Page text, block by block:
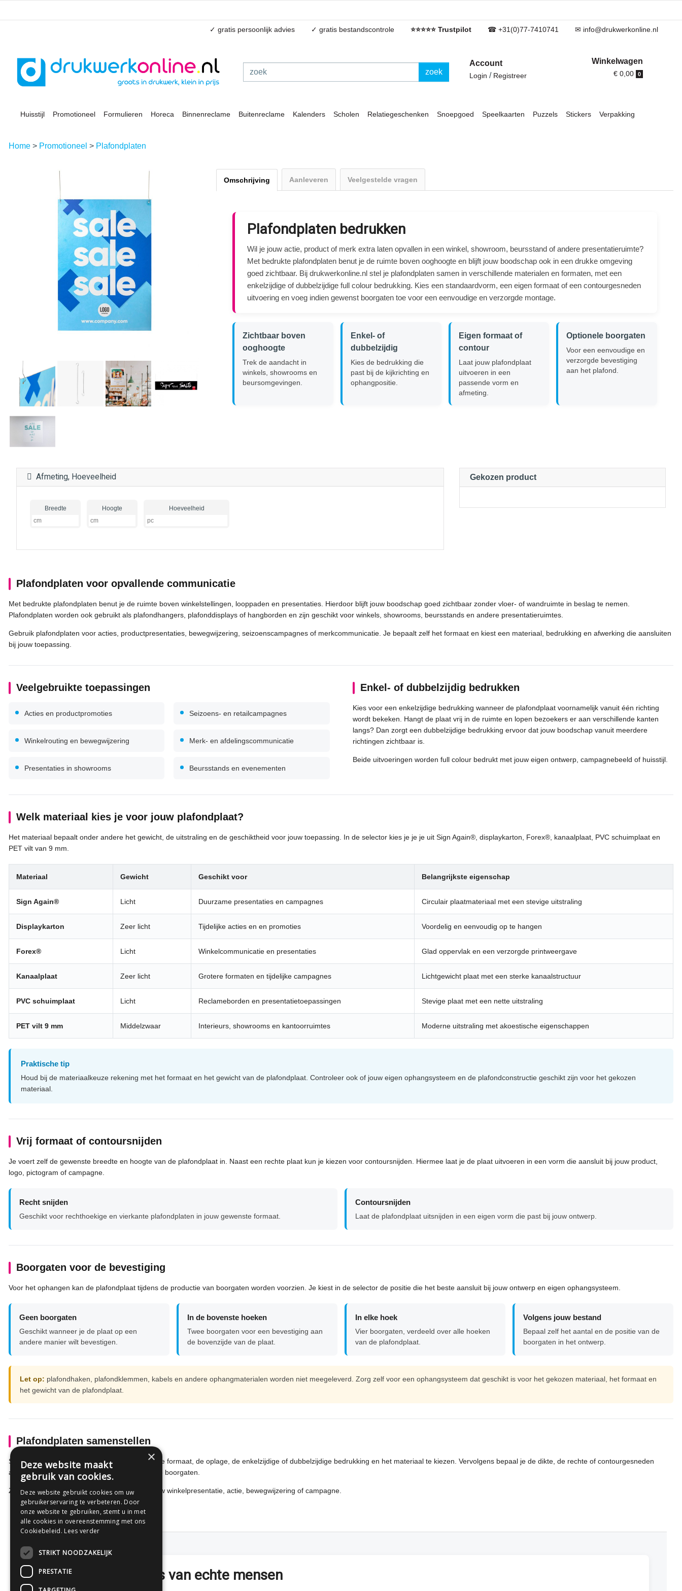
✓ gratis persoonlijk advies ✓ gratis bestandscontrole ⭐⭐⭐⭐⭐ Trustpilot ☎ +31(0)77-7410741 ✉ info@drukwerkonline.nl
zoek
Account
Login / Registreer
Winkelwagen
€ 0,00 0
Huisstijl Promotioneel Formulieren Horeca Binnenreclame Buitenreclame Kalenders Scholen Relatiegeschenken Snoepgoed Speelkaarten Puzzels Stickers Verpakking
Home > Promotioneel > Plafondplaten
Omschrijving Aanleveren Veelgestelde vragen
Plafondplaten bedrukken
Wil je jouw actie, product of merk extra laten opvallen in een winkel, showroom, beursstand of andere presentatieruimte?
Met bedrukte plafondplaten benut je de ruimte boven ooghoogte en blijft jouw boodschap ook in een drukke omgeving
goed zichtbaar. Bij drukwerkonline.nl stel je plafondplaten samen in verschillende materialen en formaten, met een
enkelzijdige of dubbelzijdige full colour bedrukking. Kies een standaardvorm, een eigen formaat of een contourgesneden
uitvoering en voeg indien gewenst boorgaten toe voor een eenvoudige en verzorgde montage.
Zichtbaar boven
ooghoogte
Trek de aandacht in
winkels, showrooms en
beursomgevingen.
Enkel- of
dubbelzijdig
Kies de bedrukking die
past bij de kijkrichting en
ophangpositie.
Eigen formaat of
contour
Laat jouw plafondplaat
uitvoeren in een
passende vorm en
afmeting.
Optionele boorgaten
Voor een eenvoudige en
verzorgde bevestiging
aan het plafond.
Afmeting, Hoeveelheid
Breedte Hoogte Hoeveelheid
Gekozen product
Plafondplaten voor opvallende communicatie
Met bedrukte plafondplaten benut je de ruimte boven winkelstellingen, looppaden en presentaties. Hierdoor blijft jouw boodschap goed zichtbaar zonder vloer- of wandruimte in beslag te nemen.
Plafondplaten worden ook gebruikt als plafondhangers, plafonddisplays of hangborden en zijn geschikt voor winkels, showrooms, beursstands en andere presentatieruimtes.
Gebruik plafondplaten voor acties, productpresentaties, bewegwijzering, seizoenscampagnes of merkcommunicatie. Je bepaalt zelf het formaat en kiest een materiaal, bedrukking en afwerking die aansluiten
bij jouw toepassing.
Veelgebruikte toepassingen
Acties en productpromoties Seizoens- en retailcampagnes
Winkelrouting en bewegwijzering Merk- en afdelingscommunicatie
Presentaties in showrooms Beursstands en evenementen
Enkel- of dubbelzijdig bedrukken
Kies voor een enkelzijdige bedrukking wanneer de plafondplaat voornamelijk vanuit één richting
wordt bekeken. Hangt de plaat vrij in de ruimte en lopen bezoekers er aan verschillende kanten
langs? Dan zorgt een dubbelzijdige bedrukking ervoor dat jouw boodschap vanuit meerdere
richtingen zichtbaar is.
Beide uitvoeringen worden full colour bedrukt met jouw eigen ontwerp, campagnebeeld of huisstijl.
Welk materiaal kies je voor jouw plafondplaat?
Het materiaal bepaalt onder andere het gewicht, de uitstraling en de geschiktheid voor jouw toepassing. In de selector kies je je je uit Sign Again®, displaykarton, Forex®, kanaalplaat, PVC schuimplaat en
PET vilt van 9 mm.
Materiaal Gewicht Geschikt voor Belangrijkste eigenschap
Sign Again® Licht Duurzame presentaties en campagnes Circulair plaatmateriaal met een stevige uitstraling
Displaykarton Zeer licht Tijdelijke acties en en promoties Voordelig en eenvoudig op te hangen
Forex® Licht Winkelcommunicatie en presentaties Glad oppervlak en een verzorgde printweergave
Kanaalplaat Zeer licht Grotere formaten en tijdelijke campagnes Lichtgewicht plaat met een sterke kanaalstructuur
PVC schuimplaat Licht Reclameborden en presentatietoepassingen Stevige plaat met een nette uitstraling
PET vilt 9 mm Middelzwaar Interieurs, showrooms en kantoorruimtes Moderne uitstraling met akoestische eigenschappen
Praktische tip
Houd bij de materiaalkeuze rekening met het formaat en het gewicht van de plafondplaat. Controleer ook of jouw eigen ophangsysteem en de plafondconstructie geschikt zijn voor het gekozen
materiaal.
Vrij formaat of contoursnijden
Je voert zelf de gewenste breedte en hoogte van de plafondplaat in. Naast een rechte plaat kun je kiezen voor contoursnijden. Hiermee laat je de plaat uitvoeren in een vorm die aansluit bij jouw product,
logo, pictogram of campagne.
Recht snijden
Geschikt voor rechthoekige en vierkante plafondplaten in jouw gewenste formaat.
Contoursnijden
Laat de plafondplaat uitsnijden in een eigen vorm die past bij jouw ontwerp.
Boorgaten voor de bevestiging
Voor het ophangen kan de plafondplaat tijdens de productie van boorgaten worden voorzien. Je kiest in de selector de positie die het beste aansluit bij jouw ontwerp en eigen ophangsysteem.
Geen boorgaten
Geschikt wanneer je de plaat op een
andere manier wilt bevestigen.
In de bovenste hoeken
Twee boorgaten voor een bevestiging aan
de bovenzijde van de plaat.
In elke hoek
Vier boorgaten, verdeeld over alle hoeken
van de plafondplaat.
Volgens jouw bestand
Bepaal zelf het aantal en de positie van de
boorgaten in het ontwerp.
Let op: plafondhaken, plafondklemmen, kabels en andere ophangmaterialen worden niet meegeleverd. Zorg zelf voor een ophangsysteem dat geschikt is voor het gekozen materiaal, het formaat en
het gewicht van de plafondplaat.
Plafondplaten samenstellen
Stel jouw plafondplaat samen door het gewenste formaat, de oplage, de enkelzijdige of dubbelzijdige bedrukking en het materiaal te kiezen. Vervolgens bepaal je de dikte, de rechte of contourgesneden
afwerking en de gewenste positie van eventuele boorgaten.
Zo maak je een plafondplaat die aansluit bij jouw winkelpresentatie, actie, bewegwijzering of campagne.
Persoonlijk advies van echte mensen
×
Deze website maakt
gebruik van cookies.
Deze website gebruikt cookies om uw
gebruikerservaring te verbeteren. Door
onze website te gebruiken, stemt u in met
alle cookies in overeenstemming met ons
Cookiebeleid. Lees verder
STRIKT NOODZAKELIJK
PRESTATIE